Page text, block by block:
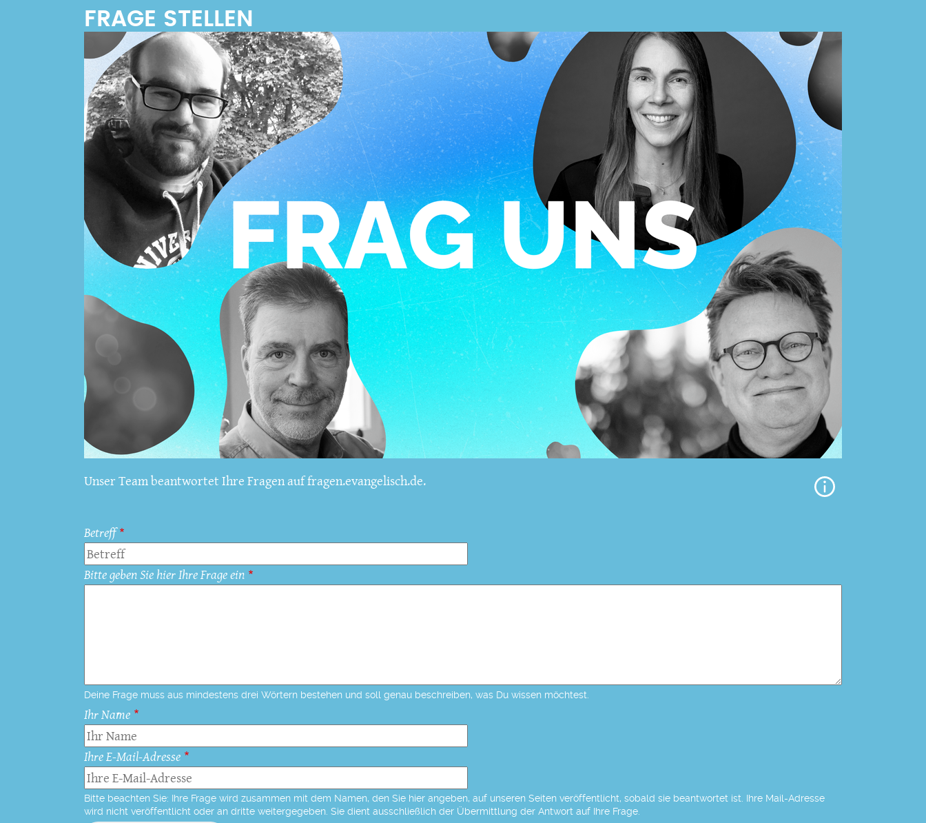
Unser Team beantwortet Ihre Fragen auf fragen.evangelisch.de.
Betreff
Bitte geben Sie hier Ihre Frage ein
Deine Frage muss aus mindestens drei Wörtern bestehen und soll genau beschreiben, was Du wissen möchtest.
Ihr Name
Ihre E-Mail-Adresse
Bitte beachten Sie: Ihre Frage wird zusammen mit dem Namen, den Sie hier angeben, auf unseren Seiten veröffentlicht, sobald sie beantwortet ist. Ihre Mail-Adresse
wird nicht veröffentlicht oder an dritte weitergegeben. Sie dient ausschließlich der Übermittlung der Antwort auf Ihre Frage.